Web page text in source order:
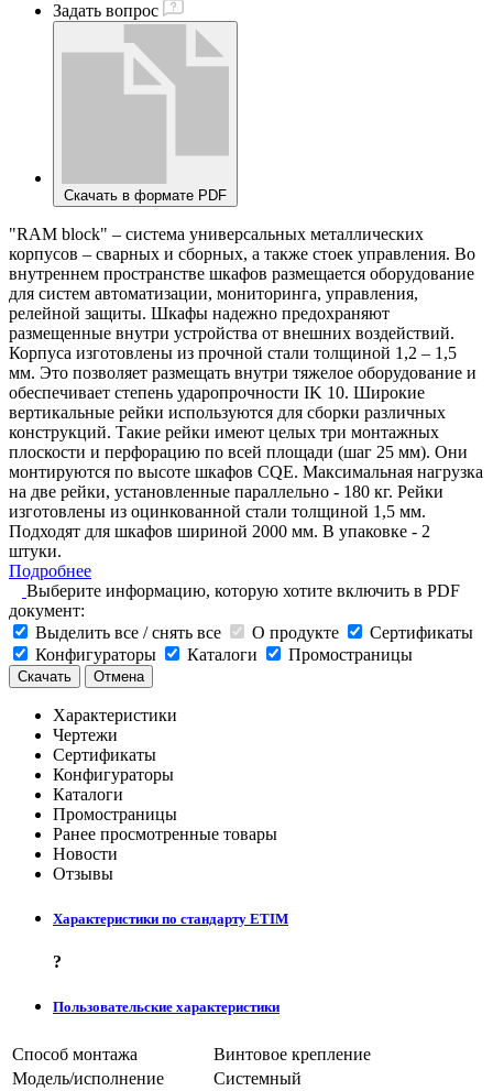
Задать вопрос
Скачать в формате PDF
"RAM block" – система универсальных металлических
корпусов – сварных и сборных, а также стоек управления. Во
внутреннем пространстве шкафов размещается оборудование
для систем автоматизации, мониторинга, управления,
релейной защиты. Шкафы надежно предохраняют
размещенные внутри устройства от внешних воздействий.
Корпуса изготовлены из прочной стали толщиной 1,2 – 1,5
мм. Это позволяет размещать внутри тяжелое оборудование и
обеспечивает степень ударопрочности IK 10. Широкие
вертикальные рейки используются для сборки различных
конструкций. Такие рейки имеют целых три монтажных
плоскости и перфорацию по всей площади (шаг 25 мм). Они
монтируются по высоте шкафов CQE. Максимальная нагрузка
на две рейки, установленные параллельно - 180 кг. Рейки
изготовлены из оцинкованной стали толщиной 1,5 мм.
Подходят для шкафов шириной 2000 мм. В упаковке - 2
штуки.
Подробнее
Выберите информацию, которую хотите включить в PDF
документ:
Выделить все / снять все
О продукте
Сертификаты
Конфигураторы
Каталоги Промостраницы
Скачать Отмена
Характеристики
Чертежи
Сертификаты
Конфигураторы
Каталоги
Промостраницы
Ранее просмотренные товары
Новости
Отзывы
Характеристики по стандарту ETIM
?
Пользовательские характеристики
Способ монтажа
Винтовое крепление
Модель/исполнение
Системный